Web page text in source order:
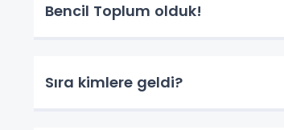
Bencil Toplum olduk!
Sıra kimlere geldi?